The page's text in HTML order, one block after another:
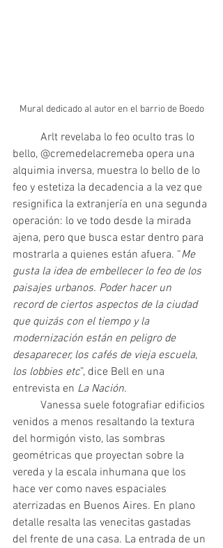
Mural dedicado al autor en el barrio de Boedo
bello, @cremedelacremeba opera una
alquimia inversa, muestra lo bello de lo
feo y estetiza la decadencia a la vez que
resignifica la extranjería en una segunda
operación: lo ve todo desde la mirada
ajena, pero que busca estar dentro para
mostrarla a quienes están afuera. “Me
gusta la idea de embellecer lo feo de los
paisajes urbanos. Poder hacer un
record de ciertos aspectos de la ciudad
que quizás con el tiempo y la
modernización están en peligro de
desaparecer, los cafés de vieja escuela,
los lobbies etc”, dice Bell en una
entrevista en La Nación.
venidos a menos resaltando la textura
del hormigón visto, las sombras
geométricas que proyectan sobre la
vereda y la escala inhumana que los
hace ver como naves espaciales
aterrizadas en Buenos Aires. En plano
detalle resalta las venecitas gastadas
del frente de una casa. La entrada de un